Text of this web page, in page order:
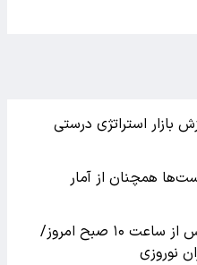
بازار استراتژی درستی
همچنان از آمار
اعمال محدودیت تردد در چالوس از ساعت ۱۰ صبح امروز/
نوروزی